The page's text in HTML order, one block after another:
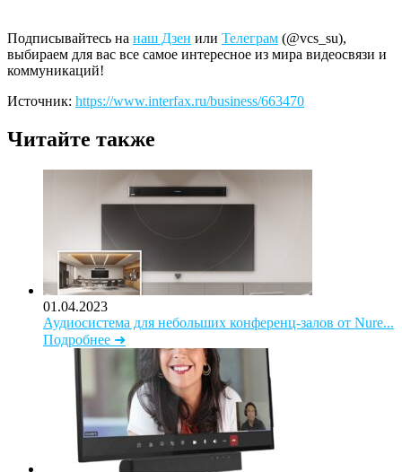
Подписывайтесь на наш Дзен или Телеграм (@vcs_su),
выбираем для вас все самое интересное из мира видеосвязи и
коммуникаций!
Источник: https://www.interfax.ru/business/663470
Читайте также
01.04.2023
Аудиосистема для небольших конференц-залов от Nure...
Подробнее ➜